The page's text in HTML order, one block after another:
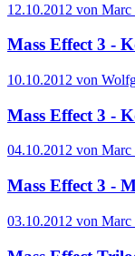
12.10.2012 von Marc
Mass Effect 3 -
10.10.2012 von
Mass Effect 3 -
04.10.2012 von Marc
Mass Effect 3 -
03.10.2012 von Marc